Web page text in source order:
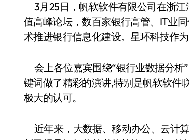
3月25日，帆软软件有限公司在浙
值高峰论坛，数百家银行高管、IT业
术推进银行信息化建设。星环科技作
会上各位嘉宾围绕“银行业数据分析
键词做了精彩的演讲,特别是帆软软件
极大的认可。
近年来，大数据、移动办公、云计